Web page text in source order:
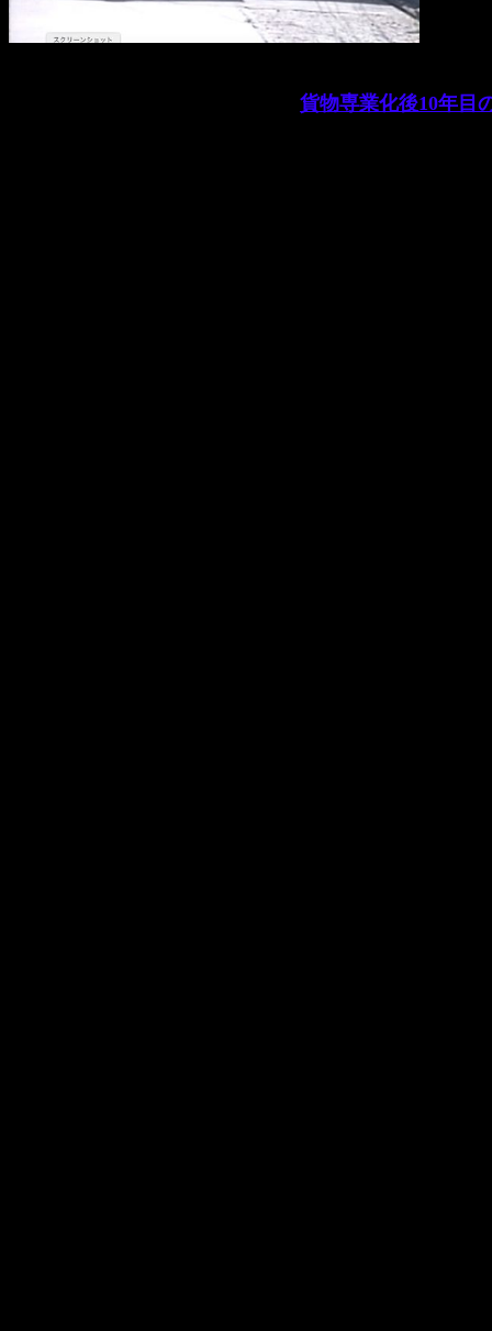
貨物専業化後10年目